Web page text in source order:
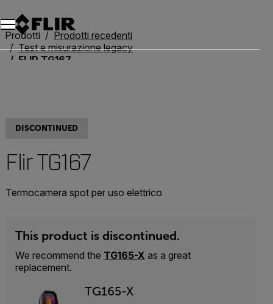
Unread messages
Modello
Rimuovi
articoli
articolo
Aggiungi al carrello
Aggiunto al carrello
Prodotti
Prodotti recedenti
Test e misurazione legacy
FLIR TG167
DISCONTINUED
Flir TG167
Termocamera spot per uso elettrico
This product is discontinued.
We recommend the TG165-X as a great
replacement.
TG165-X